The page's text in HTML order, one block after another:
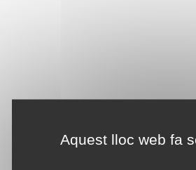
Aquest lloc web fa